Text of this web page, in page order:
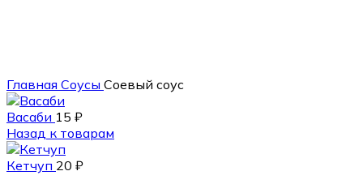
Главная Соусы Соевый соус
Васаби 15 ₽
Назад к товарам
Кетчуп 20 ₽